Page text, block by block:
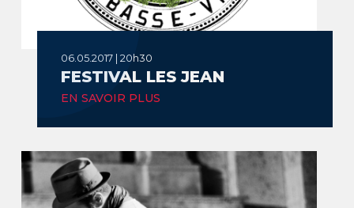
06.05.2017 | 20h30
FESTIVAL LES JEAN
EN SAVOIR PLUS